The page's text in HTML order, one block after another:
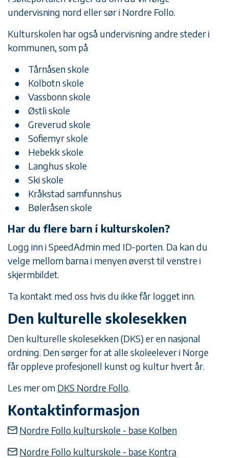
undervisning nord eller sør i Nordre Follo.
Kulturskolen har også undervisning andre steder i
kommunen, som på
Tårnåsen skole
Kolbotn skole
Vassbonn skole
Østli skole
Greverud skole
Sofiemyr skole
Hebekk skole
Langhus skole
Ski skole
Kråkstad samfunnshus
Bøleråsen skole
Har du flere barn i kulturskolen?
Logg inn i SpeedAdmin med ID-porten. Da kan du
velge mellom barna i menyen øverst til venstre i
skjermbildet.
Ta kontakt med oss hvis du ikke får logget inn.
Den kulturelle skolesekken
Den kulturelle skolesekken (DKS) er en nasjonal
ordning. Den sørger for at alle skoleelever i Norge
får oppleve profesjonell kunst og kultur hvert år.
Les mer om DKS Nordre Follo.
Kontaktinformasjon
Nordre Follo kulturskole - base Kolben
Nordre Follo kulturskole - base Kontra